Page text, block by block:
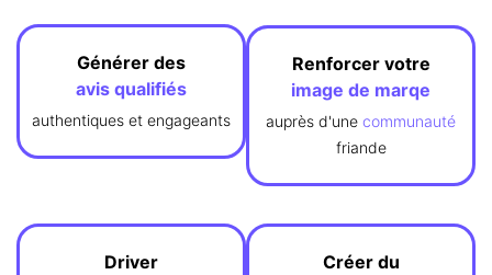
Générer des
avis qualifiés
authentiques et engageants
Renforcer votre
image de marqe
auprès d'une communauté
friande
Driver
Créer du